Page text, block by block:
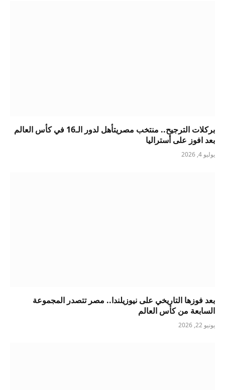
بركلات الترجيح.. منتخب مصريتأهل لدور الـ16 في كأس العالم
بعد افوز على أستراليا
يوليو 4, 2026
بعد فوزها التاريخي على نيوزيلندا.. مصر تتصدر المجموعة
السابعة من كأس العالم
يونيو 22, 2026